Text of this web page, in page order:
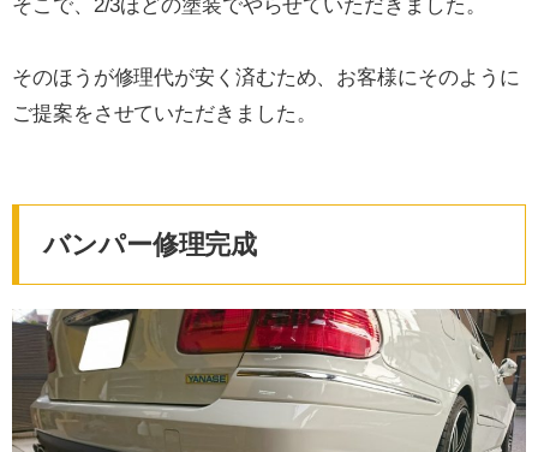
そこで、2/3ほどの塗装でやらせていただきました。
そのほうが修理代が安く済むため、お客様にそのように
ご提案をさせていただきました。
バンパー修理完成